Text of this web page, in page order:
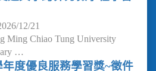
12/21
Ming Chiao Tung University
…
年度優良服務學習獎~徵件